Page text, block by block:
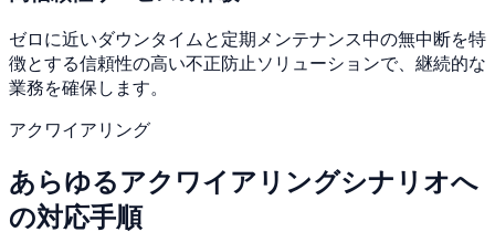
ゼロに近いダウンタイムと定期メンテナンス中の無中断を特
徴とする信頼性の高い不正防止ソリューションで、継続的な
業務を確保します。
アクワイアリング
あらゆるアクワイアリングシナリオへ
の対応手順